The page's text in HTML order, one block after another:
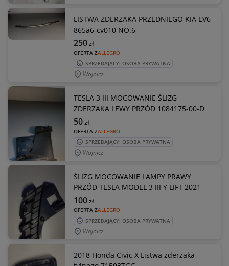
LISTWA ZDERZAKA PRZEDNIEGO KIA EV6
865a6-cv010 NO.6
OFERTA ZALLEGRO
250zł
SPRZEDAJĄCY: OSOBA PRYWATNA
Wojnicz
TESLA 3 III MOCOWANIE ŚLIZG
ZDERZAKA LEWY PRZÓD 1084175-00-D
OFERTA ZALLEGRO
50zł
SPRZEDAJĄCY: OSOBA PRYWATNA
Wojnicz
ŚLIZG MOCOWANIE LAMPY PRAWY
PRZÓD TESLA MODEL 3 III Y LIFT 2021-
OFERTA ZALLEGRO
100zł
SPRZEDAJĄCY: OSOBA PRYWATNA
Wojnicz
2018 Honda Civic X Listwa zderzaka